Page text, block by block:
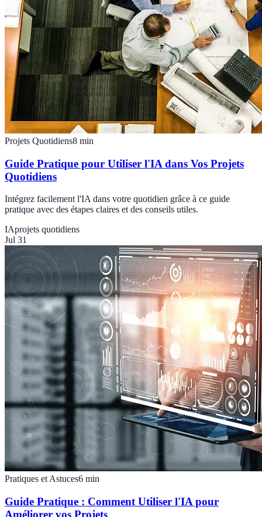
Projets Quotidiens8 min
Guide Pratique pour Utiliser l'IA dans Vos Projets
Quotidiens
Intégrez facilement l'IA dans votre quotidien grâce à ce guide
pratique avec des étapes claires et des conseils utiles.
IAprojets quotidiens
Jul 31
Pratiques et Astuces6 min
Guide Pratique : Comment Utiliser l'IA pour
Améliorer vos Projets